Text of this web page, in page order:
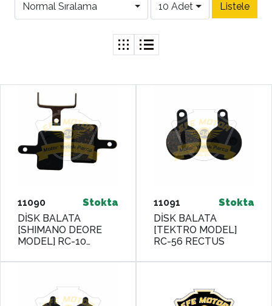
Normal Sıralama 10 Adet
11090
Stokta
DİSK BALATA
[SHIMANO DEORE
MODEL] RC-10
11091
Stokta
DİSK BALATA
[TEKTRO MODEL]
RC-56 RECTUS